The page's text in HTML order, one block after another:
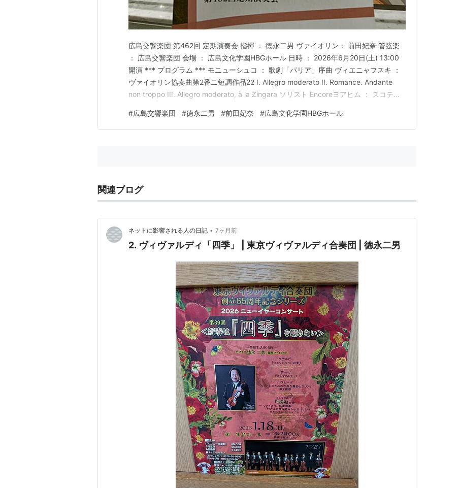
広島交響楽団 第462回 定期演奏会 指揮 ： 徳永二男 ヴァイオリン： 前田妃奈 管弦楽
： 広島交響楽団 会場 ： 広島文化学園HBGホール 日時 ： 2026年6月20日(土) 13:00
開演 *** プログラム *** モニューシュコ ： 歌劇「パリア」序曲 ヴィエニャフスキ ：
ヴァイオリン協奏曲第2番ニ短調作品22 I. Allegro moderato II. Romance. Andante
non troppo III. Allegro moderato, à la Zingara ソリスト Encoreヨアヒム ： スコティ
#広島交響楽団 #徳永二男 #前田妃奈 #広島文化学園HBGホール
関連ブログ
ネットに影響される人の日記 • 7ヶ月前
2. ヴィヴァルディ「四季」 | 東京ヴィヴァルディ合奏団 | 徳永二男